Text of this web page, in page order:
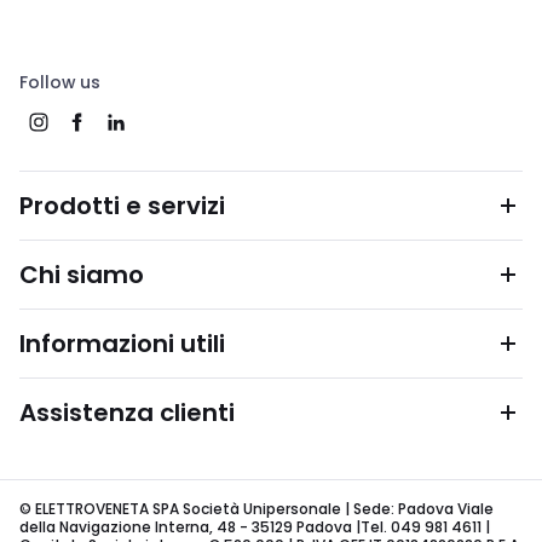
Follow us
Prodotti e servizi
Chi siamo
Informazioni utili
Assistenza clienti
© ELETTROVENETA SPA Società Unipersonale | Sede: Padova Viale
della Navigazione Interna, 48 - 35129 Padova |Tel. 049 981 4611 |